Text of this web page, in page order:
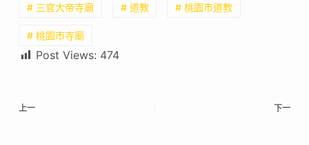
# 三官大帝寺廟 # 道教 # 桃園市道教
# 桃園市寺廟
Post Views: 474
上一 下一